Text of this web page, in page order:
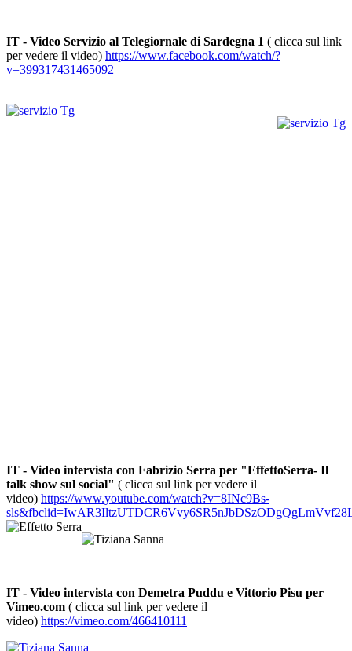
IT - Video Servizio al Telegiornale di Sardegna 1 ( clicca sul link
per vedere il video) https://www.facebook.com/watch/?
v=399317431465092
IT - Video intervista con Fabrizio Serra per "EffettoSerra- Il
talk show sul social" ( clicca sul link per vedere il
video) https://www.youtube.com/watch?v=8INc9Bs-
IT - Video intervista con Demetra Puddu e Vittorio Pisu per
Vimeo.com ( clicca sul link per vedere il
video) https://vimeo.com/466410111